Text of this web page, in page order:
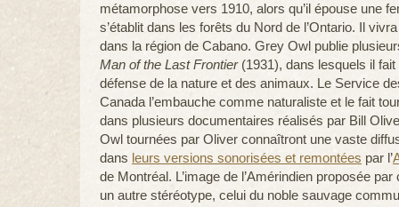
métamorphose vers 1910, alors qu’il épouse une
s’établit dans les forêts du Nord de l’Ontario. Il
dans la région de Cabano. Grey Owl publie
Man of the Last Frontier (1931), dans lesquels il
défense de la nature et des animaux. Le Service
Canada l’embauche comme naturaliste et le fait
dans plusieurs documentaires réalisés par Bill
Owl tournées par Oliver connaîtront une vaste
dans leurs versions sonorisées et remontées par l’
de Montréal. L’image de l’Amérindien proposée
un autre stéréotype, celui du noble sauvage